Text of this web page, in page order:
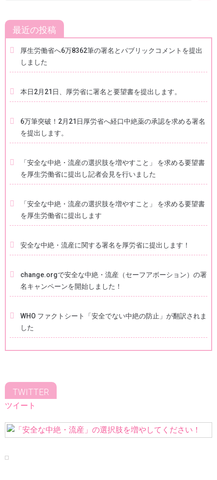
最近の投稿
厚生労働省へ6万8362筆の署名とパブリックコメントを提出
しました
本日2月21日、厚労省に署名と要望書を提出します。
6万筆突破！2月21日厚労省へ経口中絶薬の承認を求める署名
を提出します。
「安全な中絶・流産の選択肢を増やすこと」 を求める要望書
を厚生労働省に提出し記者会見を行いました
「安全な中絶・流産の選択肢を増やすこと」 を求める要望書
を厚生労働省に提出します
安全な中絶・流産に関する署名を厚労省に提出します！
change.orgで安全な中絶・流産（セーフアボーション）の署
名キャンペーンを開始しました！
WHO ファクトシート「安全でない中絶の防止」が翻訳されま
した
TWITTER
ツイート